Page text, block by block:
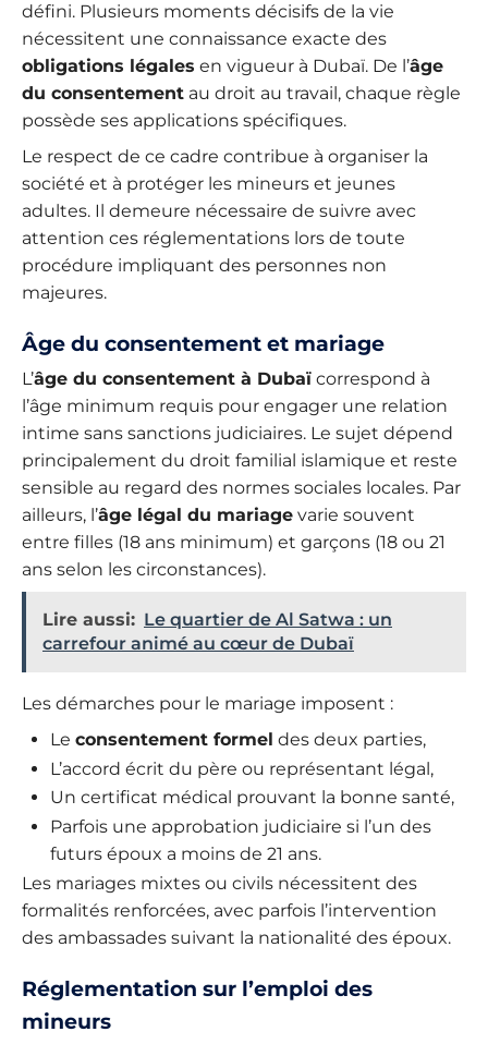
défini. Plusieurs moments décisifs de la vie
nécessitent une connaissance exacte des
obligations légales en vigueur à Dubaï. De l’âge
du consentement au droit au travail, chaque règle
possède ses applications spécifiques.
Le respect de ce cadre contribue à organiser la
société et à protéger les mineurs et jeunes
adultes. Il demeure nécessaire de suivre avec
attention ces réglementations lors de toute
procédure impliquant des personnes non
majeures.
Âge du consentement et mariage
L’âge du consentement à Dubaï correspond à
l’âge minimum requis pour engager une relation
intime sans sanctions judiciaires. Le sujet dépend
principalement du droit familial islamique et reste
sensible au regard des normes sociales locales. Par
ailleurs, l’âge légal du mariage varie souvent
entre filles (18 ans minimum) et garçons (18 ou 21
ans selon les circonstances).
Lire aussi: Le quartier de Al Satwa : un
carrefour animé au cœur de Dubaï
Les démarches pour le mariage imposent :
Le consentement formel des deux parties,
L’accord écrit du père ou représentant légal,
Un certificat médical prouvant la bonne santé,
Parfois une approbation judiciaire si l’un des
futurs époux a moins de 21 ans.
Les mariages mixtes ou civils nécessitent des
formalités renforcées, avec parfois l’intervention
des ambassades suivant la nationalité des époux.
Réglementation sur l’emploi des
mineurs